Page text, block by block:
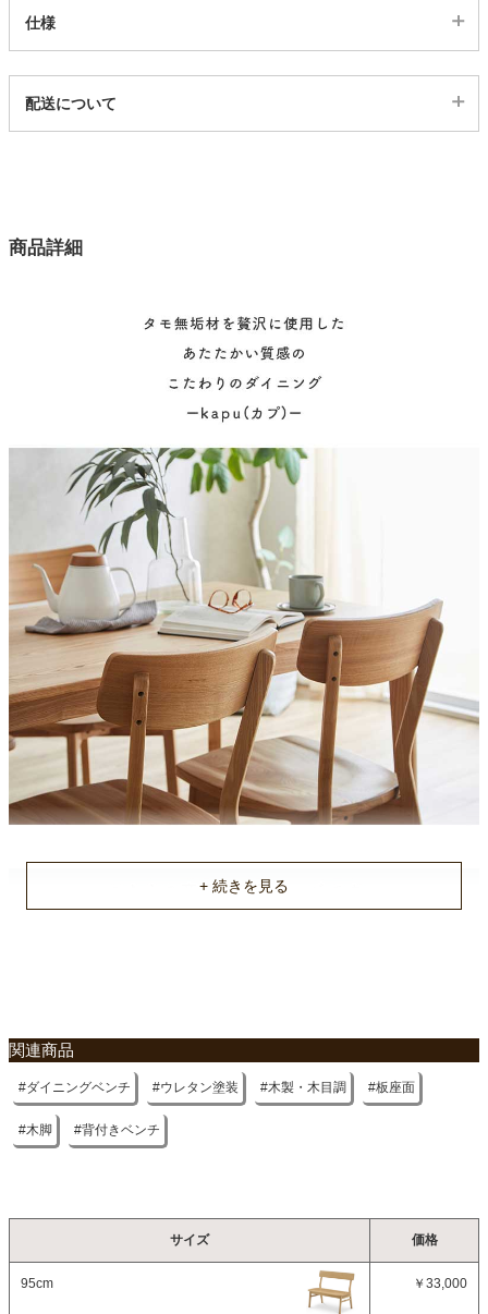
ガーデン
タワー
仕様
3102092
1色
原産国
配送について
商品詳細
関連商品
ダイニングベンチ ウレタン塗装 木製・木目調 板座面
木脚 背付きベンチ
サイズ 価格
95cm ￥33,000